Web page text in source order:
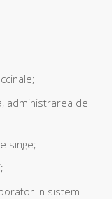
administrarea de
singe;
in sistem